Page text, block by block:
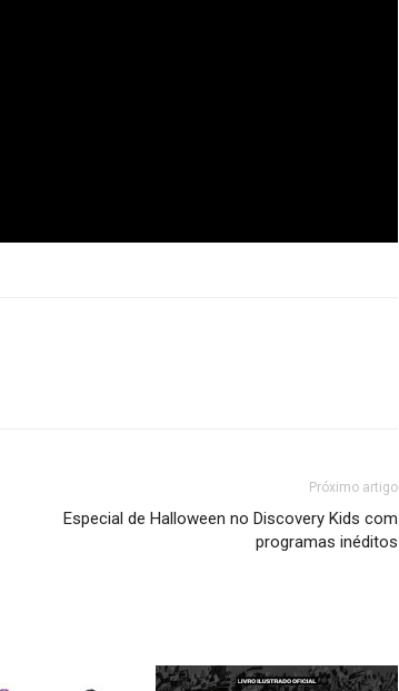
Próximo artigo
Especial de Halloween no Discovery Kids com
programas inéditos